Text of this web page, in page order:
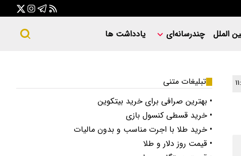
الملل چندرسانه‌ای یادداشت ها
تبلیغات متنی
• بهترین صرافی برای خرید بیتکوین
• خرید قسطی کنسول بازی
• خرید طلا با اجرت مناسب و بدون مالیات
• قیمت روز دلار و طلا